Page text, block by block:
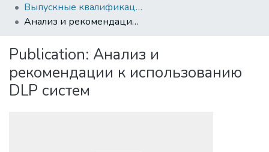
Выпускные квалификационные работы
Анализ и рекомендации к использованию DLP систем
Publication: Анализ и
рекомендации к использованию
DLP систем